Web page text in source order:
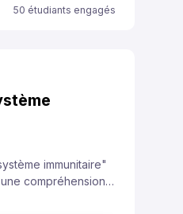
50 étudiants engagés
immunitaire"
compréhension